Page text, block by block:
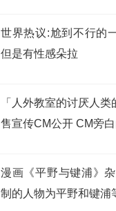
世界热议:尬到不行的
但是有性感朵拉
「人外教室的讨厌人
售宣传CM公开 CM旁
漫画《平野与键浦》
制的人物为平野和键浦